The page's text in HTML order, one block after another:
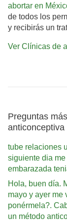
abortar en
de todos los
y recibirás un
Ver Clínicas de
Preguntas
anticonceptiva
tube relaciones
siguiente dia
embarazada
Hola, buen día.
mayo y ayer me
ponérmela?.
un método